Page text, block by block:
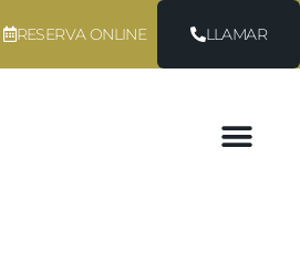
RESERVA ONLINE LLAMAR